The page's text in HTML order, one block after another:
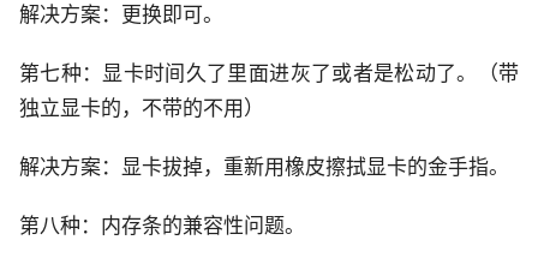
解决方案：更换即可。
第七种：显卡时间久了里面进灰了或者是松动了。（带
独立显卡的，不带的不用）
解决方案：显卡拔掉，重新用橡皮擦拭显卡的金手指。
第八种：内存条的兼容性问题。